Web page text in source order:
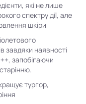
які не лише
спектру дії, але
шкіри
завдяки наявності
запобігаючи
тургор,